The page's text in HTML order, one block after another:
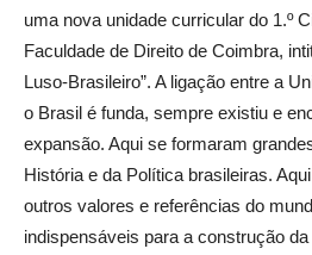
uma nova unidade curricular do 1.º
Faculdade de Direito de Coimbra,
Luso-Brasileiro”. A ligação entre a
o Brasil é funda, sempre existiu e
expansão. Aqui se formaram
História e da Política brasileiras.
outros valores e referências do
indispensáveis para a construção